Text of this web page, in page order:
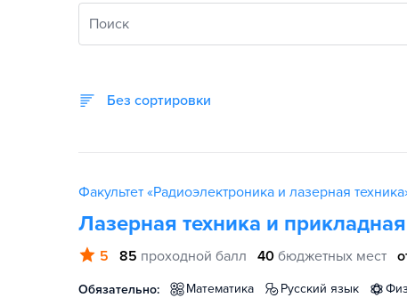
Поиск
Без сортировки
Факультет «Радиоэлектроника и лазерная
Лазерная техника и
5 85 проходной балл 40 бюджетных мест
Обязательно: математика русский язык